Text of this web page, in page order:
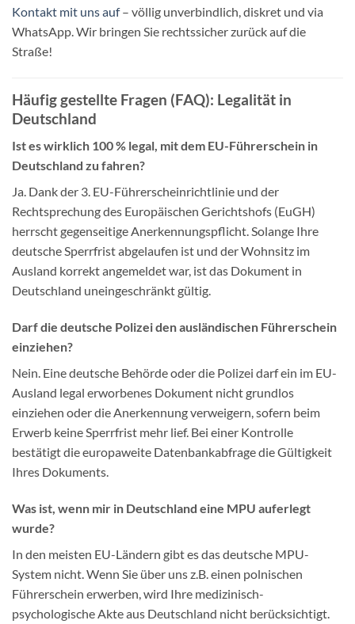
Kontakt mit uns auf– völlig unverbindlich, diskret und via
WhatsApp. Wir bringen Sie rechtssicher zurück auf die
Straße!
Häufig gestellte Fragen (FAQ): Legalität in
Deutschland
Ist es wirklich 100 % legal, mit dem EU-Führerschein in
Deutschland zu fahren?
Ja. Dank der 3. EU-Führerscheinrichtlinie und der
Rechtsprechung des Europäischen Gerichtshofs (EuGH)
herrscht gegenseitige Anerkennungspflicht. Solange Ihre
deutsche Sperrfrist abgelaufen ist und der Wohnsitz im
Ausland korrekt angemeldet war, ist das Dokument in
Deutschland uneingeschränkt gültig.
Darf die deutsche Polizei den ausländischen Führerschein
einziehen?
Nein. Eine deutsche Behörde oder die Polizei darf ein im EU-
Ausland legal erworbenes Dokument nicht grundlos
einziehen oder die Anerkennung verweigern, sofern beim
Erwerb keine Sperrfrist mehr lief. Bei einer Kontrolle
bestätigt die europaweite Datenbankabfrage die Gültigkeit
Ihres Dokuments.
Was ist, wenn mir in Deutschland eine MPU auferlegt
wurde?
In den meisten EU-Ländern gibt es das deutsche MPU-
System nicht. Wenn Sie über uns z.B. einen polnischen
Führerschein erwerben, wird Ihre medizinisch-
psychologische Akte aus Deutschland nicht berücksichtigt.